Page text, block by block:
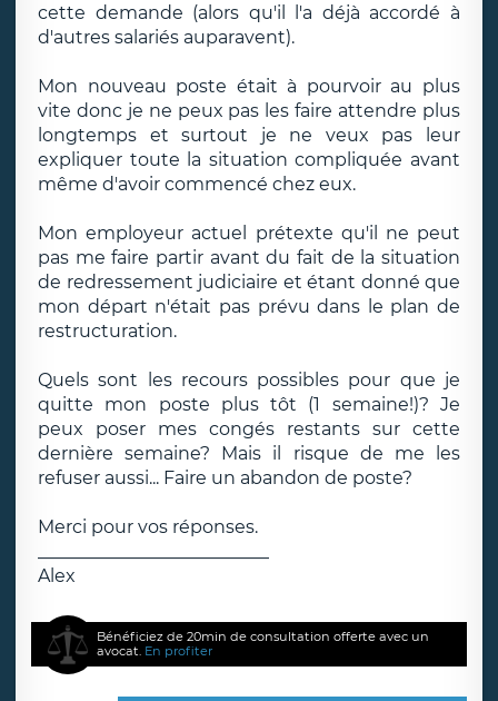
cette demande (alors qu'il l'a déjà accordé à
d'autres salariés auparavent).
Mon nouveau poste était à pourvoir au plus
vite donc je ne peux pas les faire attendre plus
longtemps et surtout je ne veux pas leur
expliquer toute la situation compliquée avant
même d'avoir commencé chez eux.
Mon employeur actuel prétexte qu'il ne peut
pas me faire partir avant du fait de la situation
de redressement judiciaire et étant donné que
mon départ n'était pas prévu dans le plan de
restructuration.
Quels sont les recours possibles pour que je
quitte mon poste plus tôt (1 semaine!)? Je
peux poser mes congés restants sur cette
dernière semaine? Mais il risque de me les
refuser aussi... Faire un abandon de poste?
Merci pour vos réponses.
Alex
Bénéficiez de 20min de consultation offerte avec un
avocat. En profiter